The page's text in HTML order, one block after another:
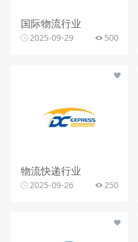
国际物流行业
2025-09-29 500
物流快递行业
2025-09-26 250